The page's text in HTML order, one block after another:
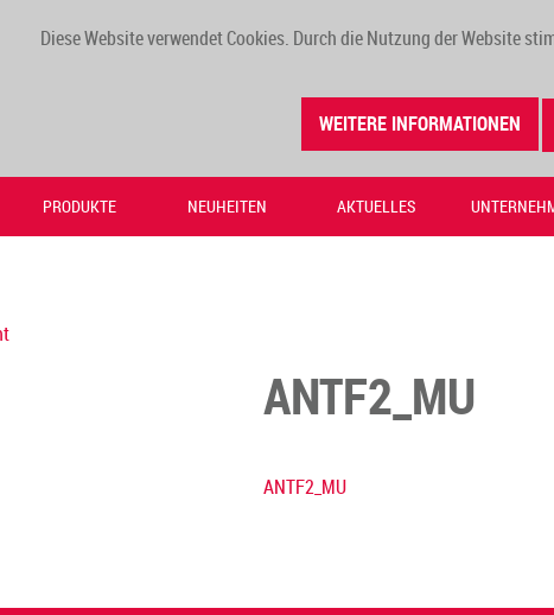
Diese Website verwendet Cookies. Durch die Nutzung der Website
WEITERE INFORMATIONEN
PRODUKTE NEUHEITEN AKTUELLES
ANTF2_MU
ANTF2_MU